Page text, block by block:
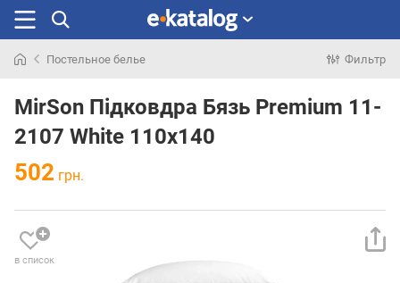
раньше
Постельное белье Фильтр
MirSon Підковдра Бязь Premium 11-
2107 White 110х140
502 грн.
в список